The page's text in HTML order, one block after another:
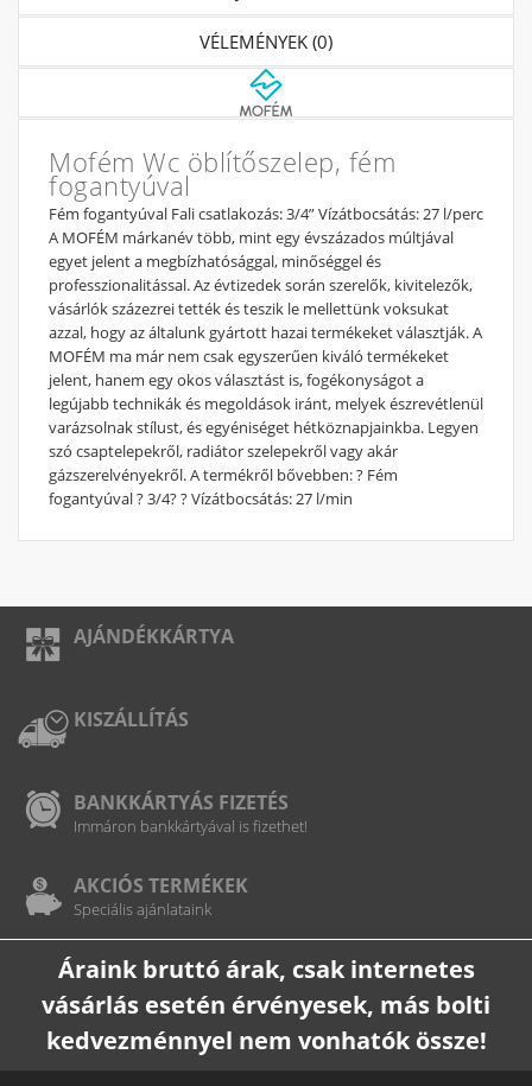
VÉLEMÉNYEK (0)
Mofém Wc öblítőszelep, fém
fogantyúval
Fém fogantyúval Fali csatlakozás: 3/4” Vízátbocsátás: 27 l/perc
A MOFÉM márkanév több, mint egy évszázados múltjával
egyet jelent a megbízhatósággal, minőséggel és
professzionalitással. Az évtizedek során szerelők, kivitelezők,
vásárlók százezrei tették és teszik le mellettünk voksukat
azzal, hogy az általunk gyártott hazai termékeket választják. A
MOFÉM ma már nem csak egyszerűen kiváló termékeket
jelent, hanem egy okos választást is, fogékonyságot a
legújabb technikák és megoldások iránt, melyek észrevétlenül
varázsolnak stílust, és egyéniséget hétköznapjainkba. Legyen
szó csaptelepekről, radiátor szelepekről vagy akár
gázszerelvényekről. A termékről bővebben: ? Fém
fogantyúval ? 3/4? ? Vízátbocsátás: 27 l/min
AJÁNDÉKKÁRTYA
KISZÁLLÍTÁS
BANKKÁRTYÁS FIZETÉS
Immáron bankkártyával is fizethet!
AKCIÓS TERMÉKEK
Speciális ajánlataink
Áraink bruttó árak, csak internetes
vásárlás esetén érvényesek, más bolti
kedvezménnyel nem vonhatók össze!